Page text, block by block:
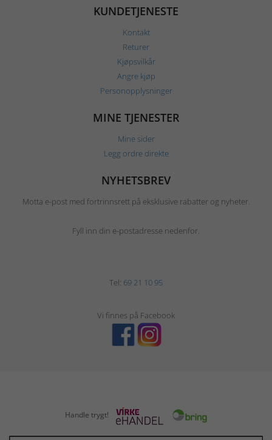
KUNDETJENESTE
Kontakt
Returer
Kjøpsvilkår
Angre kjøp
Personopplysninger
MINE TJENESTER
Mine sider
Legg ordre direkte
NYHETSBREV
Motta e-post med fortrinnsrett på eksklusive rabatter og nyheter.
Fyll inn din e-postadresse nedenfor.
Tel: 69 21 10 95
Vi finnes på Facebook
Handle trygt!